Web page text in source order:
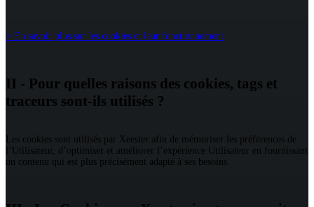
> En savoir plus sur les cookies et leur fonctionnement
II - Pour quelles raisons des cookies, tags et
traceurs sont-ils utilisés ?
Les cookies sont utilisés par Xeester afin de mémoriser les préférences de
l’Utilisateur, d’optimiser et améliorer l’expérience Utilisateur en fournissant
un contenu qui est plus précisément adapté à ses besoins.